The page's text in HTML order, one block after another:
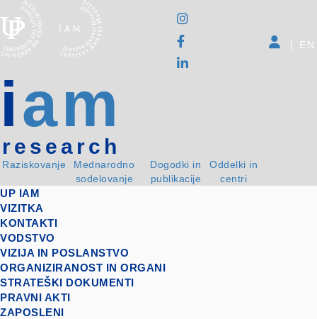
iam
research
Raziskovanje
Mednarodno
sodelovanje
Dogodki in
publikacije
Oddelki in
centri
| EN
UP IAM
VIZITKA
KONTAKTI
VODSTVO
VIZIJA IN POSLANSTVO
ORGANIZIRANOST IN ORGANI
STRATEŠKI DOKUMENTI
PRAVNI AKTI
ZAPOSLENI